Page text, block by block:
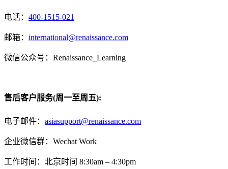
电话： 400-1515-021
邮箱： international@renaissance.com
微信公众号：Renaissance_Learning
售后客户服务(周一至周五):
电子邮件： asiasupport@renaissance.com
企业微信群：Wechat Work
工作时间：北京时间 8:30am – 4:30pm